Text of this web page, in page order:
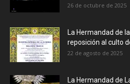
26 de octubre de 2025
La Hermandad de
reposición al culto
22 de agosto de 2025
La Hermandad de